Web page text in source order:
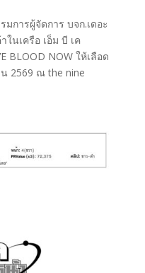
การผู้จัดการ บจก.เดอะ
นเครือ เอ็ม บี เค
BLOOD NOW ให้เลือด
น 2569 ณ the nine